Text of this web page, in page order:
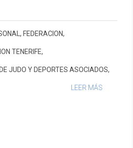
, FEDERACION,
TENERIFE,
JUDO Y DEPORTES ASOCIADOS,
LEER MÁS